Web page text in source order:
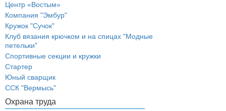
Центр «Востым»
Компания "Эмбур"
Кружок "Сучок"
Клуб вязания крючком и на спицах "Модные
петельки"
Спортивные секции и кружки
Стартер
Юный сварщик
ССК "Вермысь"
Охрана труда